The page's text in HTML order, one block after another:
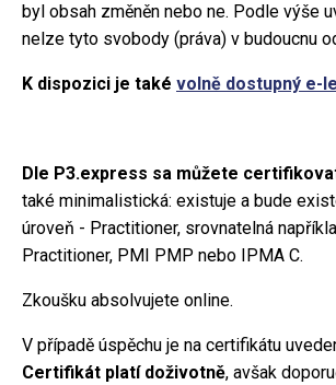
byl obsah změněn nebo ne. Podle výše
nelze tyto svobody (práva) v budoucnu
K dispozici je také volně dostupný e-
Dle P3.express sa můžete
také minimalistická: existuje a bude
úroveň - Practitioner, srovnatelná
Practitioner, PMI PMP nebo IPMA C.
Zkoušku absolvujete online.
V případě úspěchu je na certifikátu
Certifikát platí doživotně, avšak